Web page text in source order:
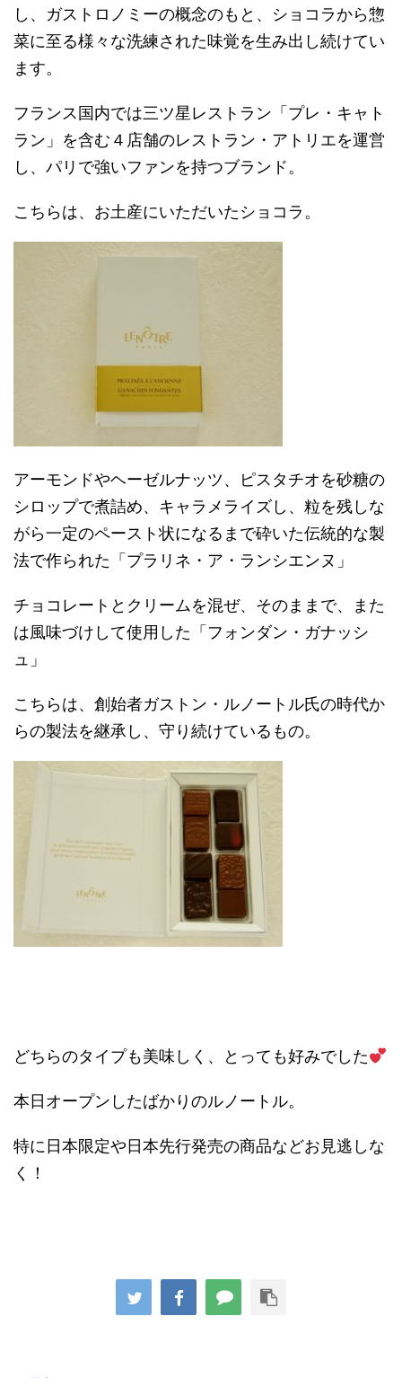
し、ガストロノミーの概念のもと、ショコラから惣
菜に至る様々な洗練された味覚を生み出し続けてい
ます。
フランス国内では三ツ星レストラン「プレ・キャト
ラン」を含む４店舗のレストラン・アトリエを運営
し、パリで強いファンを持つブランド。
こちらは、お土産にいただいたショコラ。
アーモンドやヘーゼルナッツ、ピスタチオを砂糖の
シロップで煮詰め、キャラメライズし、粒を残しな
がら一定のペースト状になるまで砕いた伝統的な製
法で作られた「プラリネ・ア・ランシエンヌ」
チョコレートとクリームを混ぜ、そのままで、また
は風味づけして使用した「フォンダン・ガナッシ
ュ」
こちらは、創始者ガストン・ルノートル氏の時代か
らの製法を継承し、守り続けているもの。
どちらのタイプも美味しく、とっても好みでした
本日オープンしたばかりのルノートル。
特に日本限定や日本先行発売の商品などお見逃しな
く！